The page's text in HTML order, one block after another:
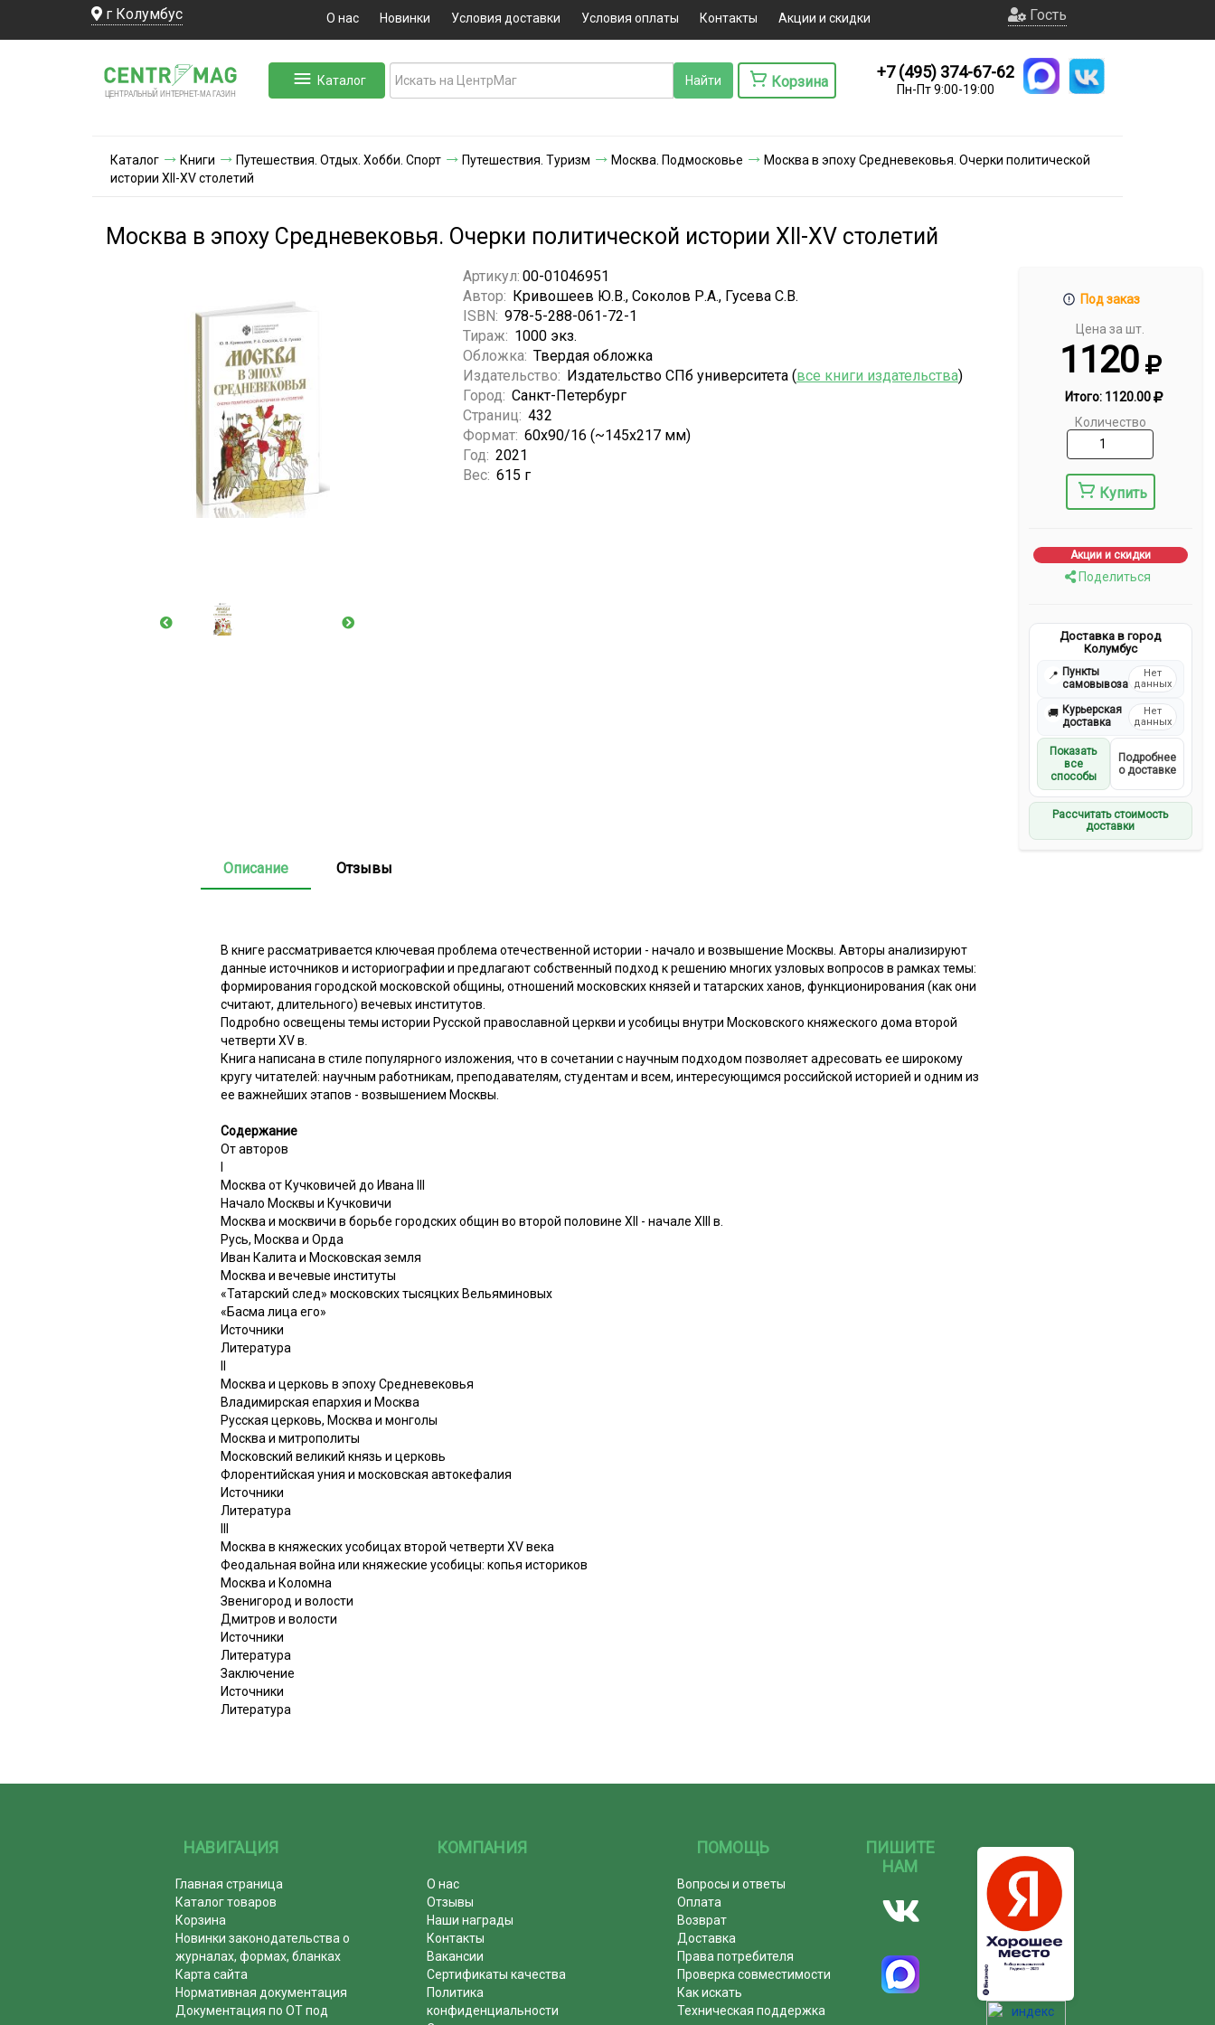
г Колумбус О нас Новинки Условия доставки Условия оплаты Контакты Акции и скидки Гость
ЦЕНТРАЛЬНЫЙ ИНТЕРНЕТ-МА ГАЗИН
Каталог Корзина
+7 (495) 374-67-62
Пн-Пт 9:00-19:00
Каталог Книги Путешествия. Отдых. Хобби. Спорт Путешествия. Туризм Москва. Подмосковье
Москва в эпоху Средневековья. Очерки политической
истории XII-XV столетий
Москва в эпоху Средневековья. Очерки политической истории XII-XV столетий
Под заказ
Цена за шт.
1120
Итого: 1120.00
Количество
Купить
Акции и скидки
Поделиться
Доставка в город
Колумбус
📍 Пункты
самовывоза
Нет
данных
🚚 Курьерская
доставка
Нет
данных
Показать
все
способы
Подробнее
о доставке
Рассчитать стоимость
доставки
Артикул: 00-01046951
Автор: Кривошеев Ю.В., Соколов Р.А., Гусева С.В.
ISBN: 978-5-288-061-72-1
Тираж: 1000 экз.
Обложка: Твердая обложка
Издательство: Издательство СПб университета (все книги издательства)
Город: Санкт-Петербург
Страниц: 432
Формат: 60x90/16 (~145х217 мм)
Год: 2021
Вес: 615 г
Описание Отзывы
В книге рассматривается ключевая проблема отечественной истории - начало и возвышение Москвы. Авторы анализируют
данные источников и историографии и предлагают собственный подход к решению многих узловых вопросов в рамках темы:
формирования городской московской общины, отношений московских князей и татарских ханов, функционирования (как они
считают, длительного) вечевых институтов.
Подробно освещены темы истории Русской православной церкви и усобицы внутри Московского княжеского дома второй
четверти XV в.
Книга написана в стиле популярного изложения, что в сочетании с научным подходом позволяет адресовать ее широкому
кругу читателей: научным работникам, преподавателям, студентам и всем, интересующимся российской историей и одним из
ее важнейших этапов - возвышением Москвы.
Содержание
От авторов
I
Москва от Кучковичей до Ивана III
Начало Москвы и Кучковичи
Москва и москвичи в борьбе городских общин во второй половине XII - начале XIII в.
Русь, Москва и Орда
Иван Калита и Московская земля
Москва и вечевые институты
«Татарский след» московских тысяцких Вельяминовых
«Басма лица его»
Источники
Литература
II
Москва и церковь в эпоху Средневековья
Владимирская епархия и Москва
Русская церковь, Москва и монголы
Москва и митрополиты
Московский великий князь и церковь
Флорентийская уния и московская автокефалия
Источники
Литература
III
Москва в княжеских усобицах второй четверти XV века
Феодальная война или княжеские усобицы: копья историков
Москва и Коломна
Звенигород и волости
Дмитров и волости
Источники
Литература
Заключение
Источники
Литература
НАВИГАЦИЯ
Главная страница
Каталог товаров
Корзина
Новинки законодательства о
журналах, формах, бланках
Карта сайта
Нормативная документация
Документация по ОТ под
КОМПАНИЯ
О нас
Отзывы
Наши награды
Контакты
Вакансии
Сертификаты качества
Политика
конфиденциальности
ПОМОЩЬ
Вопросы и ответы
Оплата
Возврат
Доставка
Права потребителя
Проверка совместимости
Как искать
Техническая поддержка
ПИШИТЕ
НАМ